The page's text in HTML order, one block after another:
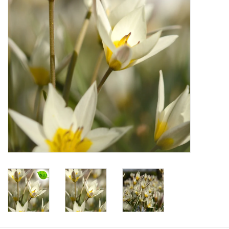
Bodenverbesserung
SONSTIGE PRODUKTE
Beratung
Unser Garten!
Starke Zwiebel Tage
Neuigkeiten